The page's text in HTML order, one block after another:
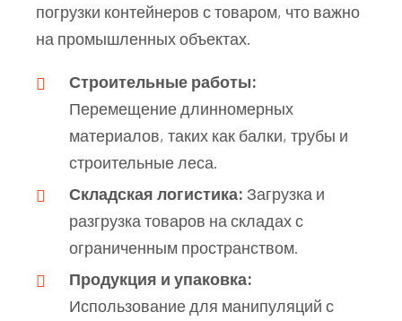
погрузки контейнеров с товаром, что важно
на промышленных объектах.
Строительные работы:
Перемещение длинномерных
материалов, таких как балки, трубы и
строительные леса.
Складская логистика: Загрузка и
разгрузка товаров на складах с
ограниченным пространством.
Продукция и упаковка:
Использование для манипуляций с